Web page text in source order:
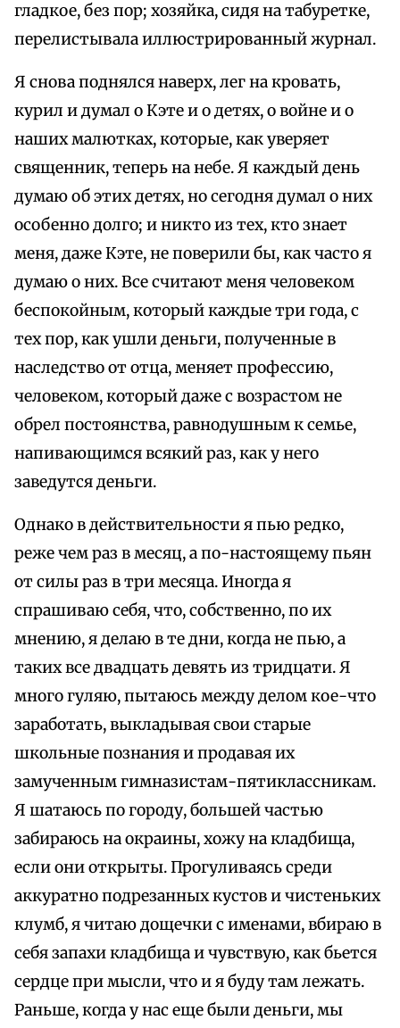
гладкое, без пор; хозяйка, сидя на табуретке,
перелистывала иллюстрированный журнал.
Я снова поднялся наверх, лег на кровать,
курил и думал о Кэте и о детях, о войне и о
наших малютках, которые, как уверяет
священник, теперь на небе. Я каждый день
думаю об этих детях, но сегодня думал о них
особенно долго; и никто из тех, кто знает
меня, даже Кэте, не поверили бы, как часто я
думаю о них. Все считают меня человеком
беспокойным, который каждые три года, с
тех пор, как ушли деньги, полученные в
наследство от отца, меняет профессию,
человеком, который даже с возрастом не
обрел постоянства, равнодушным к семье,
напивающимся всякий раз, как у него
заведутся деньги.
Однако в действительности я пью редко,
реже чем раз в месяц, а по-настоящему пьян
от силы раз в три месяца. Иногда я
спрашиваю себя, что, собственно, по их
мнению, я делаю в те дни, когда не пью, а
таких все двадцать девять из тридцати. Я
много гуляю, пытаюсь между делом кое-что
заработать, выкладывая свои старые
школьные познания и продавая их
замученным гимназистам-пятиклассникам.
Я шатаюсь по городу, большей частью
забираюсь на окраины, хожу на кладбища,
если они открыты. Прогуливаясь среди
аккуратно подрезанных кустов и чистеньких
клумб, я читаю дощечки с именами, вбираю в
себя запахи кладбища и чувствую, как бьется
сердце при мысли, что и я буду там лежать.
Раньше, когда у нас еще были деньги, мы